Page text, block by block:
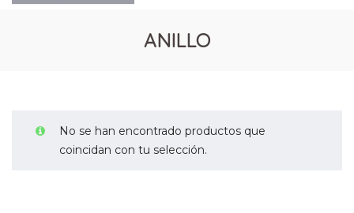
ANILLO
No se han encontrado productos que
coincidan con tu selección.